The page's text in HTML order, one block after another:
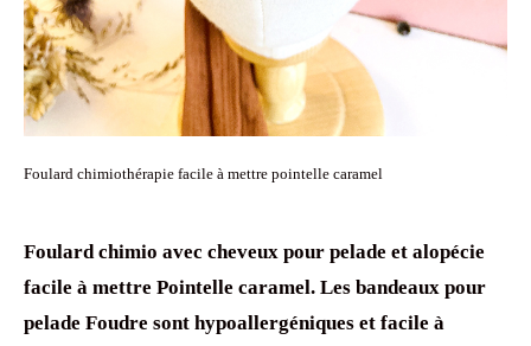
Foulard chimiothérapie facile à mettre pointelle caramel
Foulard chimio avec cheveux pour pelade et alopécie
facile à mettre Pointelle caramel. Les bandeaux pour
pelade Foudre sont hypoallergéniques et facile à